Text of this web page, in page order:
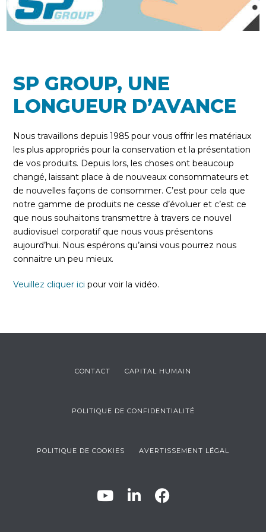
SP GROUP, UNE
LONGUEUR D’AVANCE
Nous travaillons depuis 1985 pour vous offrir les matériaux
les plus appropriés pour la conservation et la présentation
de vos produits. Depuis lors, les choses ont beaucoup
changé, laissant place à de nouveaux consommateurs et
de nouvelles façons de consommer. C’est pour cela que
notre gamme de produits ne cesse d’évoluer et c’est ce
que nous souhaitons transmettre à travers ce nouvel
audiovisuel corporatif que nous vous présentons
aujourd’hui. Nous espérons qu’ainsi vous pourrez nous
connaitre un peu mieux.
Veuillez cliquer ici pour voir la vidéo.
CONTACT CAPITAL HUMAIN
POLITIQUE DE CONFIDENTIALITÉ
POLITIQUE DE COOKIES AVERTISSEMENT LÉGAL